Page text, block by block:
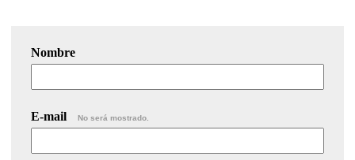
Nombre
E-mail No será mostrado.